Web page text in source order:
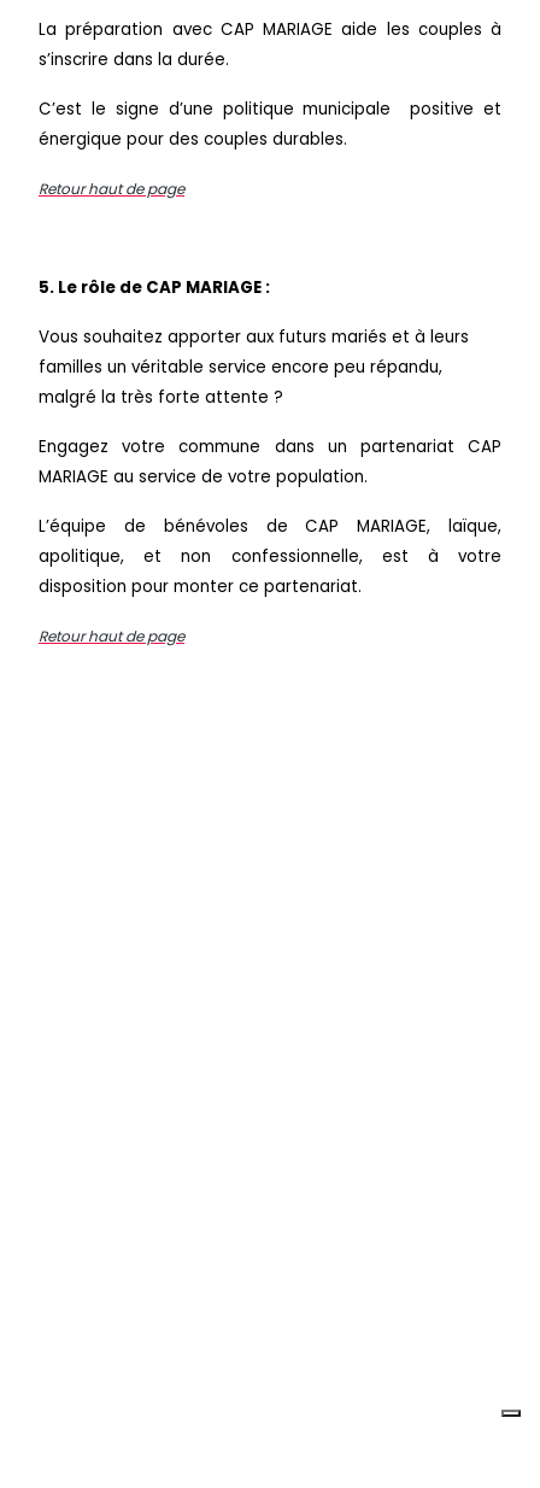
La préparation avec CAP MARIAGE aide les couples à
s’inscrire dans la durée.
C’est le signe d’une politique municipale positive et
énergique pour des couples durables.
Retour haut de page
5. Le rôle de CAP MARIAGE :
Vous souhaitez apporter aux futurs mariés et à leurs
familles un véritable service encore peu répandu,
malgré la très forte attente ?
Engagez votre commune dans un partenariat CAP
MARIAGE au service de votre population.
L’équipe de bénévoles de CAP MARIAGE, laïque,
apolitique, et non confessionnelle, est à votre
disposition pour monter ce partenariat.
Retour haut de page